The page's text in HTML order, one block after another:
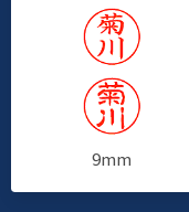
9mm